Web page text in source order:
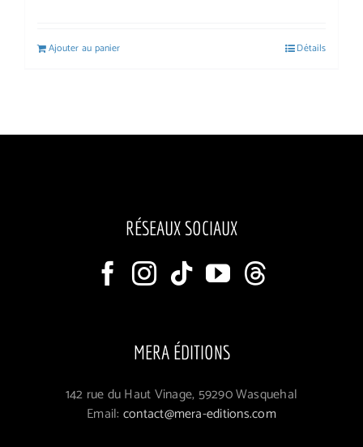
Ajouter au panier Détails
RÉSEAUX SOCIAUX
MERA ÉDITIONS
142 rue du Haut Vinage, 59290 Wasquehal
Email: contact@mera-editions.com